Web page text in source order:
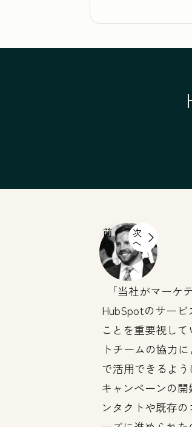
前
へ
次
へ
当社がマーケ
HubSpotのサー
ことを重要視し
トチームの協力
で活用できるよ
キャンペーンの
ンタクトや既存